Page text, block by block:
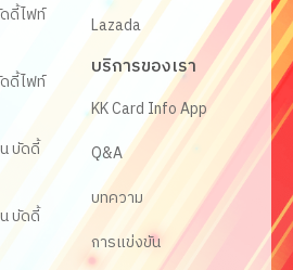
ดี้ไฟท์
ดี้ไฟท์
บัดดี้
บัดดี้
Lazada
บริการของเรา
KK Card Info App
Q&A
บทความ
การแข่งขัน